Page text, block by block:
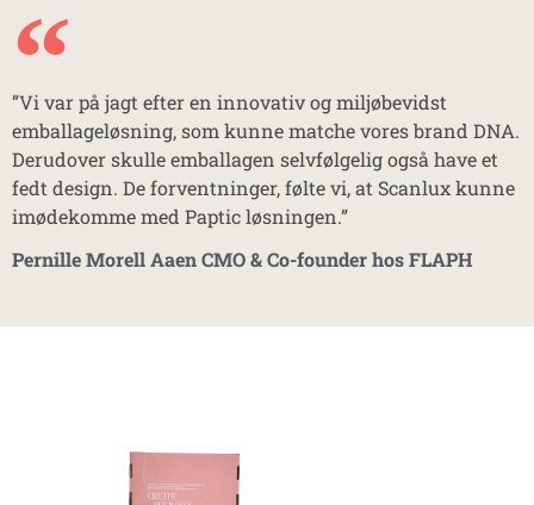
”Vi var på jagt efter en innovativ og miljøbevidst
emballageløsning, som kunne matche vores brand DNA.
Derudover skulle emballagen selvfølgelig også have et
fedt design. De forventninger, følte vi, at Scanlux kunne
imødekomme med Paptic løsningen.”
Pernille Morell Aaen CMO & Co-founder hos FLAPH